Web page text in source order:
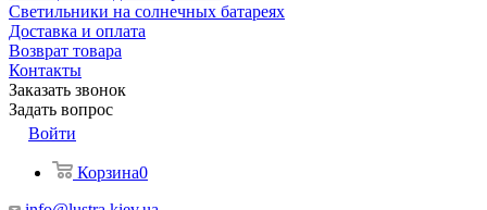
Светильники на солнечных батареях
Доставка и оплата
Возврат товара
Контакты
Заказать звонок
Задать вопрос
Войти
Корзина0